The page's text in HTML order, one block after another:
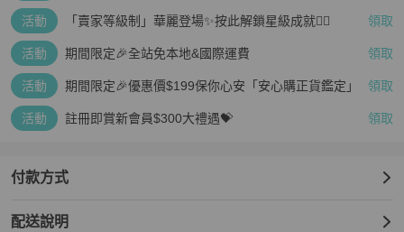
活動 「賣家等級制」華麗登場✨按此解鎖星級成就👆🏻 領取
活動 期間限定🎉全站免本地&國際運費 領取
活動 期間限定🎉優惠價$199保你心安「安心購正貨鑑定」 領取
活動 註冊即賞新會員$300大禮遇💝 領取
付款方式
配送說明